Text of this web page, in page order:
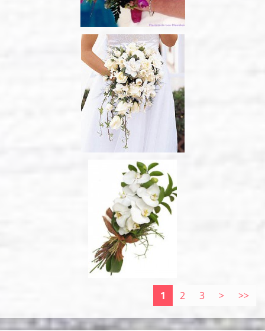
1 2 3 > >>